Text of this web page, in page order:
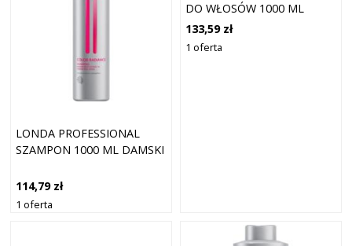
LONDA PROFESSIONAL
SZAMPON 1000 ML DAMSKI
114,79 zł
1 oferta
DO WŁOSÓW 1000 ML
DAMSKI
133,59 zł
1 oferta